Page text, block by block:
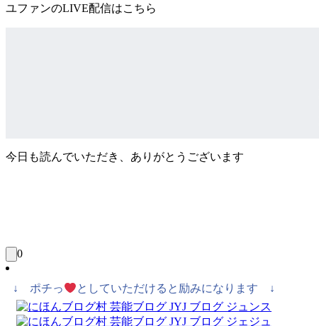
ユファンのLIVE配信はこちら
今日も読んでいただき、ありがとうございます
0
↓ ポチっ としていただけると励みになります ↓